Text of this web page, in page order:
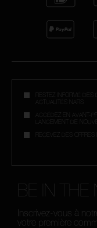
RESTEZ INFORMÉ DES
ACTUALITÉS NARS
ACCÉDEZ EN AVANT-
LANCEMENT DE
RECEVEZ DES OFFRES
BE IN THE
Inscrivez-vous à
votre première